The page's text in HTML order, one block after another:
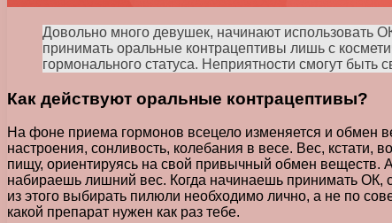
Довольно много девушек, начинают использовать
принимать оральные контрацептивы лишь с
гормонального статуса. Неприятности смогут
Как действуют оральные контрацептивы?
На фоне приема гормонов всецело изменяется и обмен
настроения, сонливость, колебания в весе. Вес, кстати,
пищу, ориентируясь на свой привычный обмен веществ.
набираешь лишний вес. Когда начинаешь принимать ОК,
из этого выбирать пилюли необходимо лично, а не по
какой препарат нужен как раз тебе.